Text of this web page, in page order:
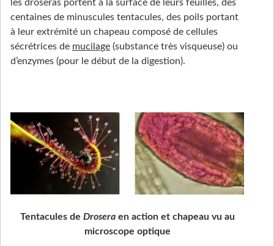
les droseras portent à la surface de leurs feuilles, des
centaines de minuscules tentacules, des poils portant
à leur extrémité un chapeau composé de cellules
sécrétrices de mucilage (substance très visqueuse) ou
d’enzymes (pour le début de la digestion).
Tentacules de Droseraen action et chapeau vu au
microscope optique